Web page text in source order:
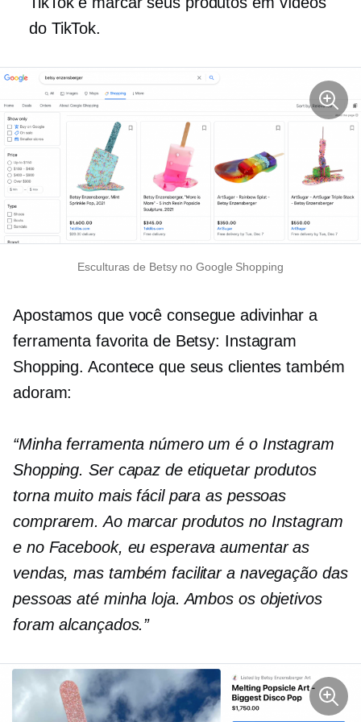
do TikTok.
Esculturas de Betsy no Google Shopping
Apostamos que você consegue adivinhar a
ferramenta favorita de Betsy: Instagram
Shopping. Acontece que seus clientes também
adoram:
“Minha ferramenta número um é o Instagram
Shopping. Ser capaz de etiquetar produtos
torna muito mais fácil para as pessoas
comprarem. Ao marcar produtos no Instagram
e no Facebook, eu esperava aumentar as
vendas, mas também facilitar a navegação das
pessoas até minha loja. Ambos os objetivos
foram alcançados.”